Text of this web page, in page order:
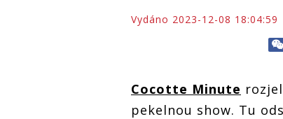
Vydáno 2023-12-08 18:04:59
Cocotte Minute
pekelnou show. Tu